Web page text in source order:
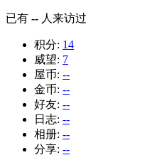
已有 -- 人来访过
积分: 14
威望: 7
屋币: --
金币: --
好友: --
日志: --
相册: --
分享: --